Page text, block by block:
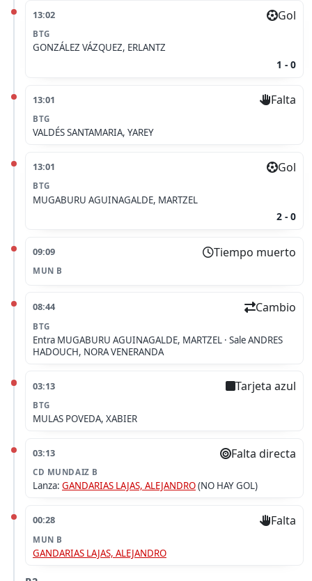
13:02 Gol
BTG
GONZÁLEZ VÁZQUEZ, ERLANTZ
1 - 0
13:01 Falta
BTG
VALDÉS SANTAMARIA, YAREY
13:01 Gol
BTG
MUGABURU AGUINAGALDE, MARTZEL
2 - 0
09:09 Tiempo muerto
MUN B
08:44 Cambio
BTG
Entra MUGABURU AGUINAGALDE, MARTZEL · SaleANDRES
HADOUCH, NORA VENERANDA
03:13 Tarjeta azul
BTG
MULAS POVEDA, XABIER
03:13 Falta directa
CD MUNDAIZ B
Lanza: GANDARIAS LAJAS, ALEJANDRO(NO HAY GOL)
00:28 Falta
MUN B
GANDARIAS LAJAS, ALEJANDRO